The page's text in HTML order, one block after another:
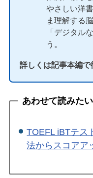
やさしい洋
ま理解する
「デジタル
う。
詳しくは記事本編で
あわせて読みた
TOEFL iBTテス
法からスコアア